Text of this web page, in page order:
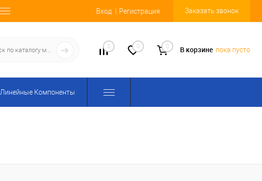
Вход Регистрация Заказать звонок
0 0 0 В корзине пока пусто
Линейные Компоненты